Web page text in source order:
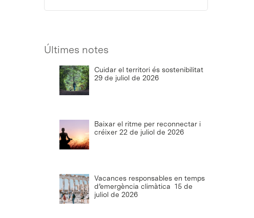
Últimes notes
Cuidar el territori és sostenibilitat
29 de juliol de 2026
Baixar el ritme per reconnectar i
créixer 22 de juliol de 2026
Vacances responsables en temps
d’emergència climàtica 15 de
juliol de 2026